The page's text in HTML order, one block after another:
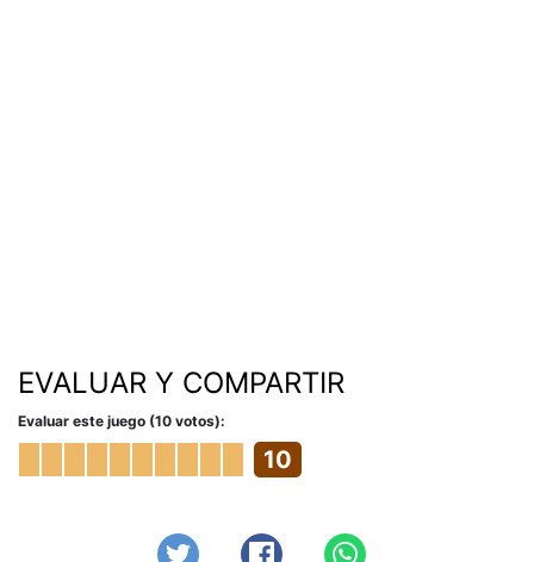
EVALUAR Y COMPARTIR
Evaluar este juego (10 votos):
10